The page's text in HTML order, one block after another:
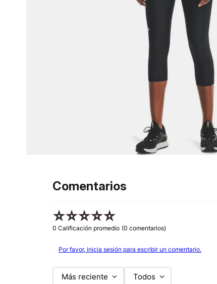
Comentarios
☆☆☆☆☆
0 Calificación promedio (0 comentarios)
Por favor, inicia sesión para escribir un comentario.
Más reciente Todos